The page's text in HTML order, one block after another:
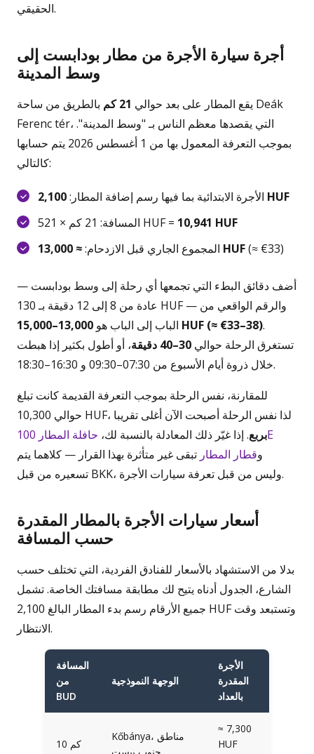
الحقيقي.
أجرة سيارة الأجرة من مطار بودابست إلى
وسط المدينة
يقع المطار على بعد حوالي 21 كم
بالطريق من ساحة Deák
Ferenc tér، التي يقصدها معظم الناس بـ "وسط المدينة".
بموجب التعرفة المعمول بها من 1 أغسطس 2026 يتم حسابها
كالتالي:
الأجرة الابتدائية بما فيها رسم إضافة المطار: 2,100 HUF
المسافة: 21 كم × 521 HUF = 10,941 HUF
المجموع الجاري قبل الازدحام: ≈ 13,000 HUF(≈ €33)
أضف دقائق البطء التي تجمعها أي رحلة إلى وسط بودابست —
عادة من 8 إلى 12 دقيقة بـ 130 HUF — والرقم الواقعي من
الباب إلى الباب هو 13,000–15,000 HUF (≈ €33–38).
تستغرق الرحلة حوالي 30–40 دقيقة
، أو أطول بكثير إذا هبطت
خلال ذروة أيام الأسبوع من 07:30–09:30 و 16:30–18:30.
للمقارنة، نفس الرحلة بموجب التعرفة القديمة كانت تبلغ
حوالي 10,300 HUF، لذا نفس الرحلة أصبحت الآن أغلى تقريبا
بربع. إذا غيّر ذلك المعادلة بالنسبة لك،
حافلة المطار 100E
وقطار المطار تبقى غير متأثرة بهذا القرار — كلاهما يتم
تسعيره من قبل BKK، وليس من قبل تعرفة سيارات الأجرة.
أسعار سيارات الأجرة بالمطار المقدرة
حسب المسافة
بدلا من الاستشهاد بالأسعار للفنادق الفردية، التي تختلف حسب
الشارع، الجدول أدناه يتيح لك مطابقة مسافتك الخاصة. تشمل
جميع الأرقام رسم بدء المطار البالغ 2,100 HUF وتستبعد وقت
الانتظار.
المسافة
من
BUD
الوجهة النموذجية
الأجرة
المقدرة
بالعداد
10 كم
Kőbánya، مناطق
≈ 7,300
HUF